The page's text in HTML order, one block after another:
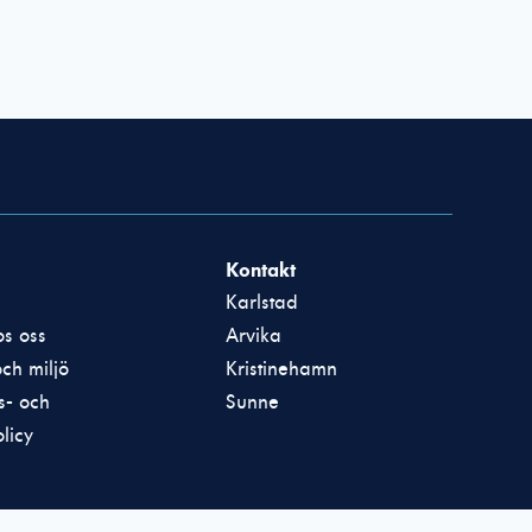
oss
miljö
och
Kontakt
Karlstad
Arvika
Kristinehamn
Sunne